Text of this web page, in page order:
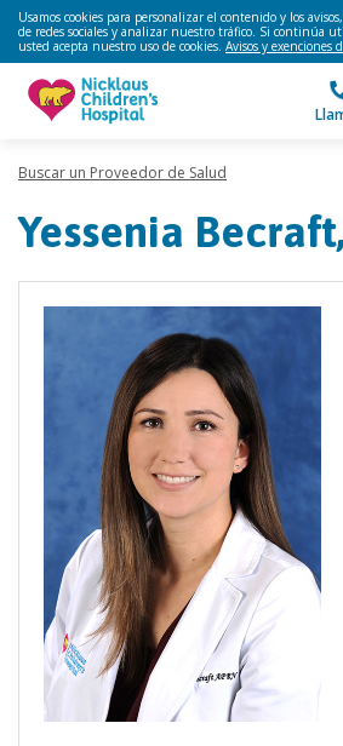
Usamos cookies para personalizar el contenido y los
de redes sociales y analizar nuestro tráfico. Si continúa
usted acepta nuestro uso de cookies. Avisos y exenciones
Buscar un Proveedor de Salud
Yessenia